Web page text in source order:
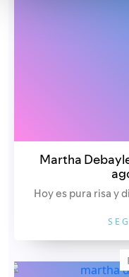
Martha
Hoy es pura risa y